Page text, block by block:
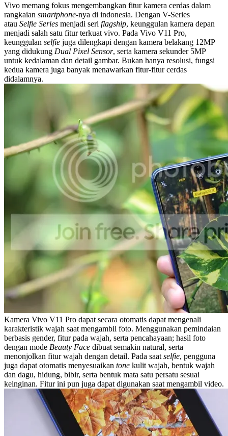
Vivo memang fokus mengembangkan fitur kamera cerdas dalam
rangkaian smartphone-nya di indonesia. Dengan V-Series
atau Selfie Series menjadi seri flagship, keunggulan kamera depan
menjadi salah satu fitur terkuat vivo. Pada Vivo V11 Pro,
keunggulan selfie juga dilengkapi dengan kamera belakang 12MP
yang didukung Dual Pixel Sensor, serta kamera sekunder 5MP
untuk kedalaman dan detail gambar. Bukan hanya resolusi, fungsi
kedua kamera juga banyak menawarkan fitur-fitur cerdas
didalamnya.
Kamera Vivo V11 Pro dapat secara otomatis dapat mengenali
karakteristik wajah saat mengambil foto. Menggunakan pemindaian
berbasis gender, fitur pada wajah, serta pencahayaan; hasil foto
dengan mode Beauty Face dibuat semakin natural, serta
menonjolkan fitur wajah dengan detail. Pada saat selfie, pengguna
juga dapat otomatis menyesuaikan tone kulit wajah, bentuk wajah
dan dagu, hidung, bibir, serta bentuk mata satu persatu sesuai
keinginan. Fitur ini pun juga dapat digunakan saat mengambil video.